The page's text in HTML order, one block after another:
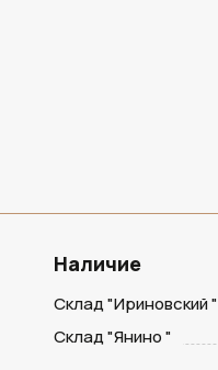
Наличие
Склад "Ириновский "
Склад "Янино "